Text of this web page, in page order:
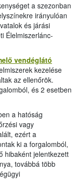
a szezonban
irányulóan
és járási
Élelmiszerlánc-
vendéglátó
kezelése
az ellenőrök.
és 2 esetben
a hatóság
vagy
ezért a
ki a forgalomból,
hibaként jelentkezett
továbbá több